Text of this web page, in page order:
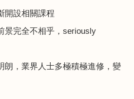
開設相關課程
景完全不相乎， seriously
朗，業界人士多極積極進修，變